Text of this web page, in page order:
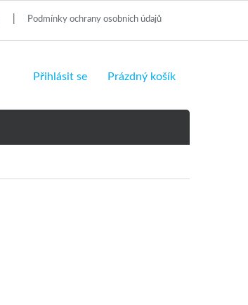
Podmínky ochrany osobních údajů
Přihlásit se
NÁKUPNÍ
Prázdný košík